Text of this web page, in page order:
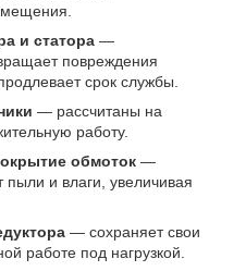
и статора —
повреждения
срок службы.
— рассчитаны на
работу.
обмоток —
и влаги, увеличивая
— сохраняет свои
работе под нагрузкой.